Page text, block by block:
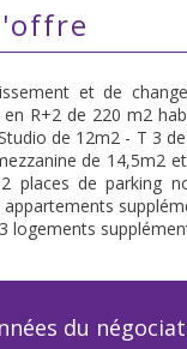
et de
R+2 de 220 m2
de 12m2 - T 3
de 14,5m2
places de parking
logements
du